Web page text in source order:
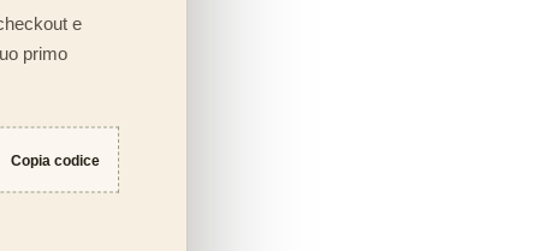
e
primo
Copia codice